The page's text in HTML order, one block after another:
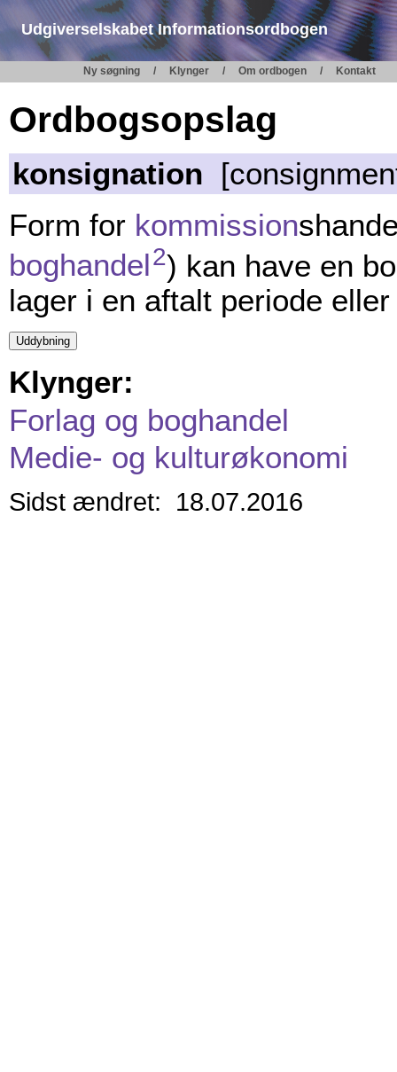
Udgiverselskabet Informationsordbogen
Ny søgning Klynger Om ordbogen Kontakt
Ordbogsopslag
konsignation
Form for kommission
boghandel2) kan have en
lager i en aftalt periode
Klynger:
Forlag og boghandel
Medie- og kulturøkonomi
Sidst ændret: 18.07.2016